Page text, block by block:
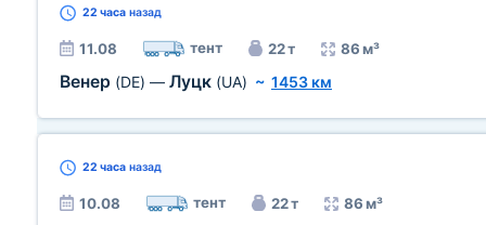
22 часа назад
11.08 тент 22 т 86 м³
Венер (DE) — Луцк (UA) ~ 1453 км
22 часа назад
10.08 тент 22 т 86 м³